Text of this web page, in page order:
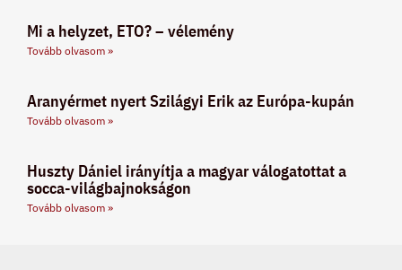
Mi a helyzet, ETO? – vélemény
Tovább olvasom »
Aranyérmet nyert Szilágyi Erik az Európa-kupán
Tovább olvasom »
Huszty Dániel irányítja a magyar válogatottat a
socca-világbajnokságon
Tovább olvasom »